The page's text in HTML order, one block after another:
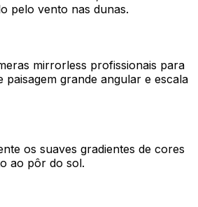
pelo vento nas dunas.
mirrorless profissionais para
paisagem grande angular e escala
os suaves gradientes de cores
ao pôr do sol.